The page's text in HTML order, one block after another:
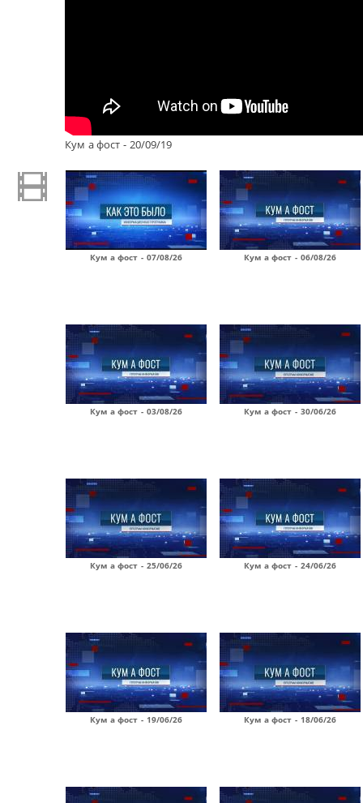
Кум а фост - 20/09/19
Кум а фост - 07/08/26 Кум а фост - 06/08/26
Кум а фост - 03/08/26 Кум а фост - 30/06/26
Кум а фост - 25/06/26 Кум а фост - 24/06/26
Кум а фост - 19/06/26 Кум а фост - 18/06/26